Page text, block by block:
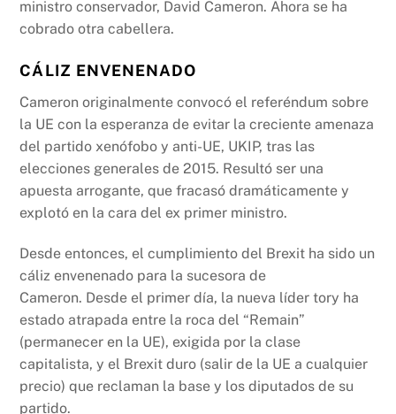
ministro conservador, David Cameron. Ahora se ha
cobrado otra cabellera.
CÁLIZ ENVENENADO
Cameron originalmente convocó el referéndum sobre
la UE con la esperanza de evitar la creciente amenaza
del partido xenófobo y anti-UE, UKIP, tras las
elecciones generales de 2015. Resultó ser una
apuesta arrogante, que fracasó dramáticamente y
explotó en la cara del ex primer ministro.
Desde entonces, el cumplimiento del Brexit ha sido un
cáliz envenenado para la sucesora de
Cameron. Desde el primer día, la nueva líder tory ha
estado atrapada entre la roca del “Remain”
(permanecer en la UE), exigida por la clase
capitalista, y el Brexit duro (salir de la UE a cualquier
precio) que reclaman la base y los diputados de su
partido.